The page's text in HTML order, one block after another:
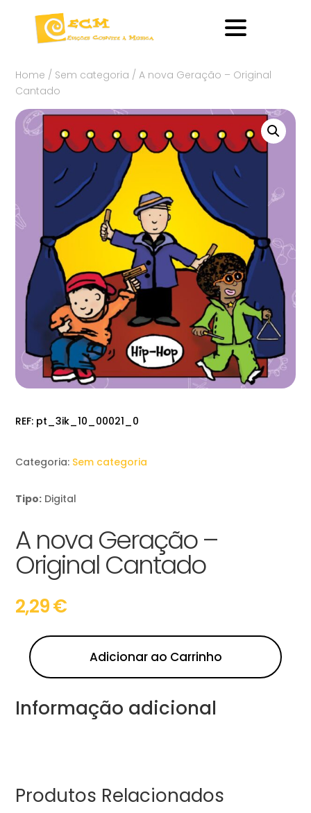
Home / Sem categoria / A nova Geração – Original
Cantado
REF: pt_3ik_10_00021_0
Categoria: Sem categoria
Tipo: Digital
A nova Geração –
Original Cantado
2,29€
Adicionar ao Carrinho
Informação adicional
Produtos Relacionados